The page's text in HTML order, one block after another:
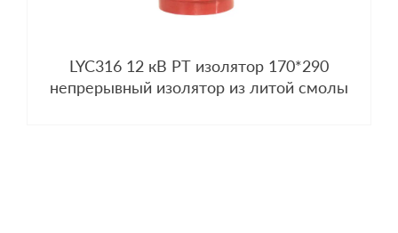
LYC316 12 кВ PT изолятор 170*290
непрерывный изолятор из литой смолы